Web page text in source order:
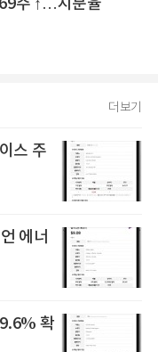
분율
더보기
스 주
에너
확